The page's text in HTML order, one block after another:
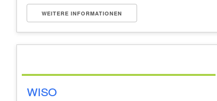
WEITERE INFORMATIONEN
wiso